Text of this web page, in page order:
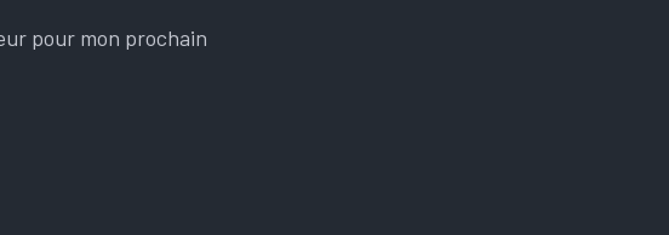
pour mon prochain